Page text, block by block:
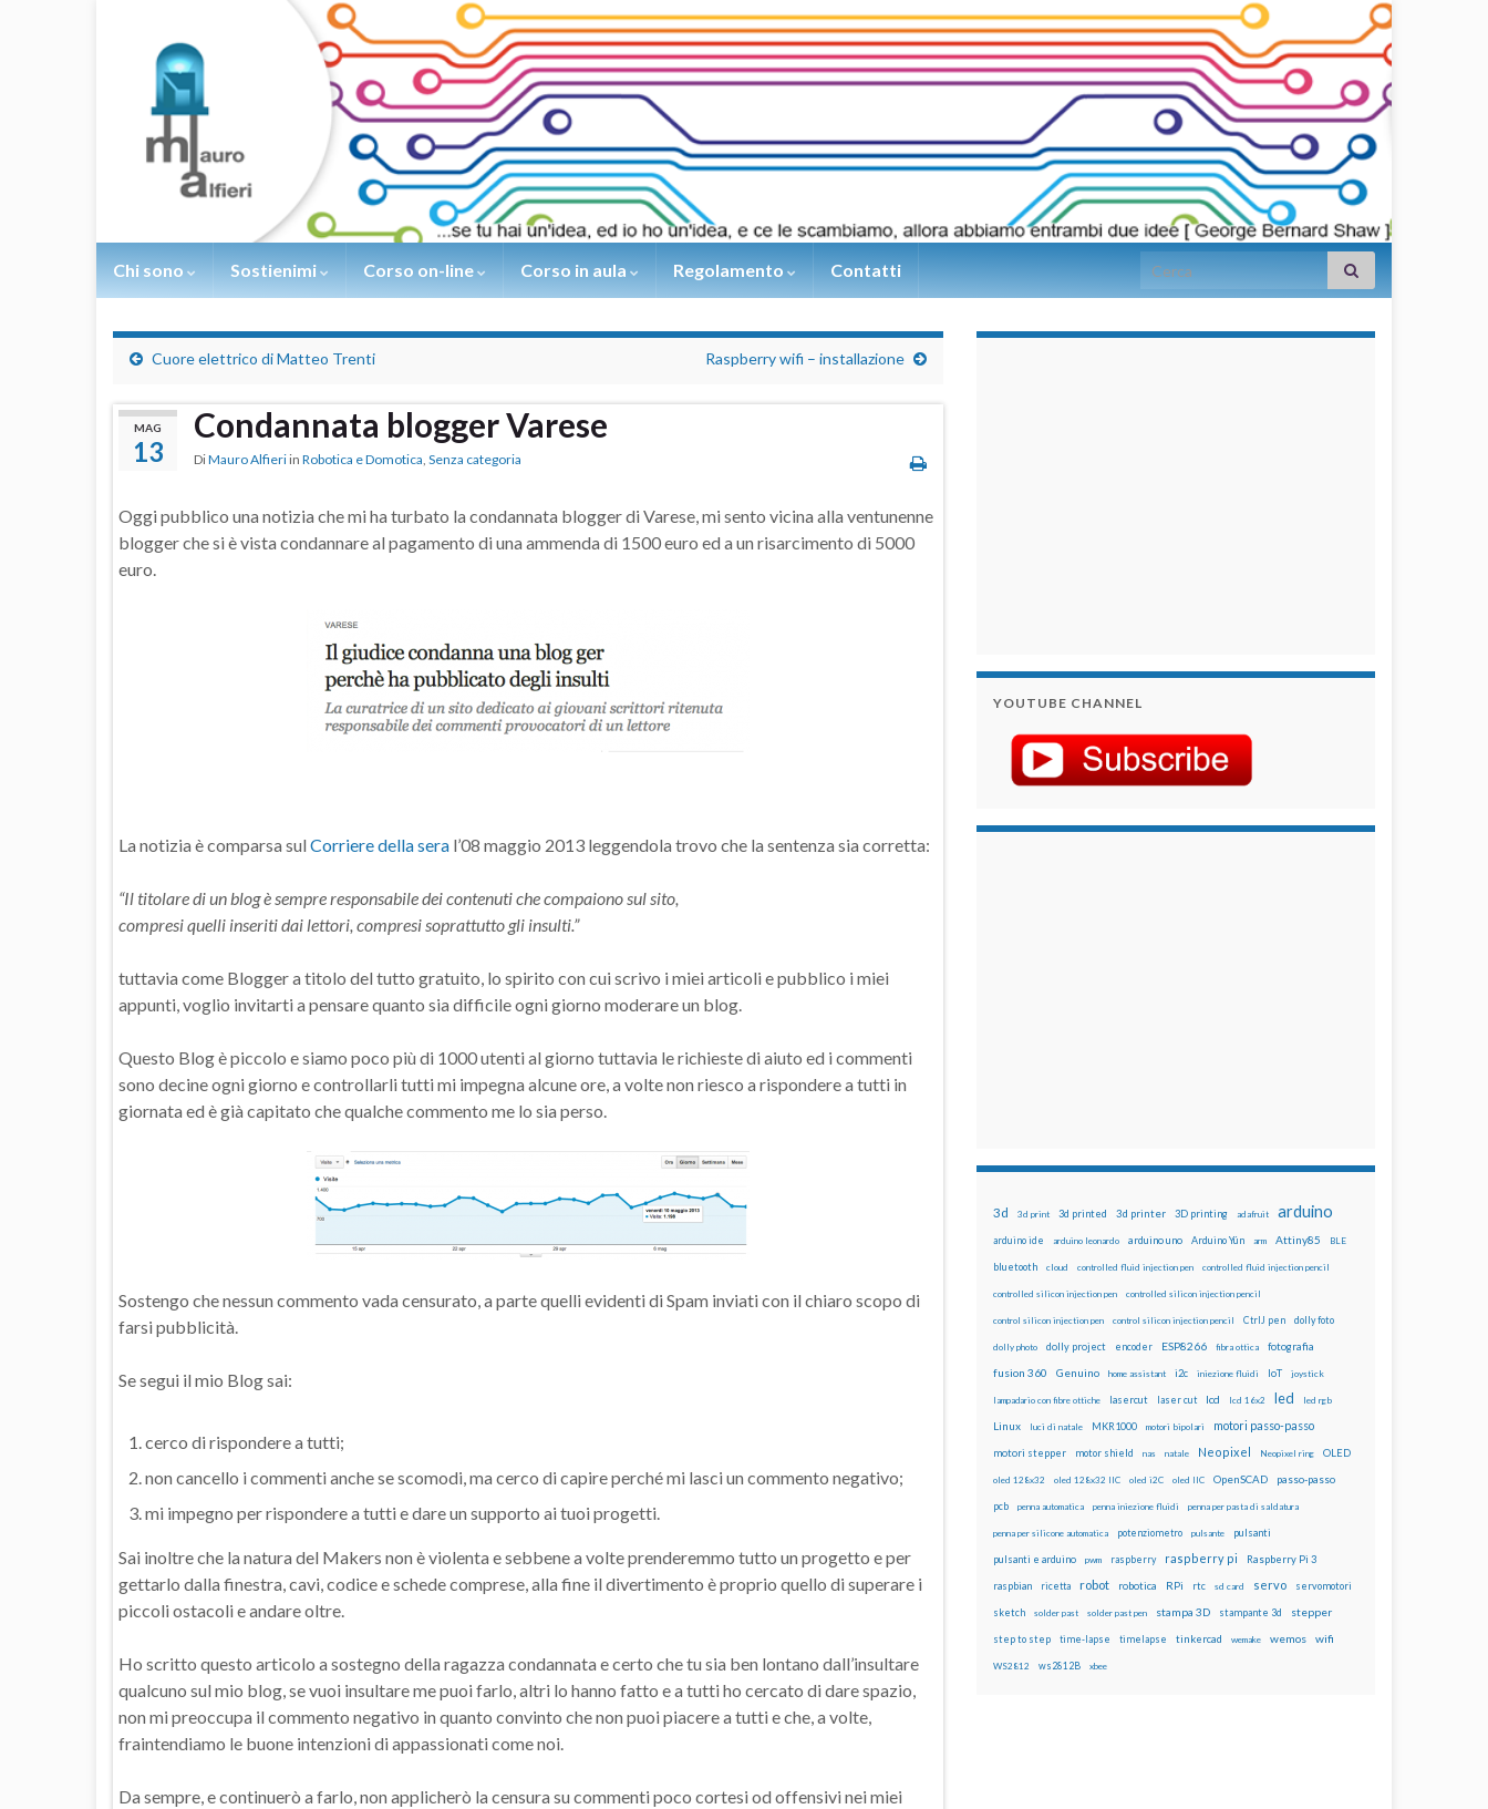
Chi sono Sostienimi Corso on-line Corso in aula Regolamento Contatti Search for:
Cuore elettrico di Matteo Trenti Raspberry wifi – installazione
MAG
13
Condannata blogger Varese
DiMauro Alfieri in Robotica e Domotica, Senza categoria
Oggi pubblico una notizia che mi ha turbato la condannata blogger di Varese, mi sento vicina alla ventunenne
blogger che si è vista condannare al pagamento di una ammenda di 1500 euro ed a un risarcimento di 5000
euro.
La notizia è comparsa sul Corriere della sera l’08 maggio 2013 leggendola trovo che la sentenza sia corretta:
“Il titolare di un blog è sempre responsabile dei contenuti che compaiono sul sito,
compresi quelli inseriti dai lettori, compresi soprattutto gli insulti.”
tuttavia come Blogger a titolo del tutto gratuito, lo spirito con cui scrivo i miei articoli e pubblico i miei
appunti, voglio invitarti a pensare quanto sia difficile ogni giorno moderare un blog.
Questo Blog è piccolo e siamo poco più di 1000 utenti al giorno tuttavia le richieste di aiuto ed i commenti
sono decine ogni giorno e controllarli tutti mi impegna alcune ore, a volte non riesco a rispondere a tutti in
giornata ed è già capitato che qualche commento me lo sia perso.
Sostengo che nessun commento vada censurato, a parte quelli evidenti di Spam inviati con il chiaro scopo di
farsi pubblicità.
Se segui il mio Blog sai:
cerco di rispondere a tutti;
non cancello i commenti anche se scomodi, ma cerco di capire perché mi lasci un commento negativo;
mi impegno per rispondere a tutti e dare un supporto ai tuoi progetti.
Sai inoltre che la natura del Makers non è violenta e sebbene a volte prenderemmo tutto un progetto e per
gettarlo dalla finestra, cavi, codice e schede comprese, alla fine il divertimento è proprio quello di superare i
piccoli ostacoli e andare oltre.
Ho scritto questo articolo a sostegno della ragazza condannata e certo che tu sia ben lontano dall’insultare
qualcuno sul mio blog, se vuoi insultare me puoi farlo, altri lo hanno fatto e a tutti ho cercato di dare spazio,
non mi preoccupa il commento negativo in quanto convinto che non puoi piacere a tutti e che, a volte,
fraintendiamo le buone intenzioni di appassionati come noi.
Da sempre, e continuerò a farlo, non applicherò la censura su commenti poco cortesi od offensivi nei miei
YOUTUBE CHANNEL
3d 3d print 3d printed 3d printer 3D printing adafruit arduino
arduino ide arduino leonardo arduino uno Arduino Yún arm Attiny85 BLE
bluetooth cloud controlled fluid injection pen controlled fluid injection pencil
controlled silicon injection pen controlled silicon injection pencil
control silicon injection pen control silicon injection pencil CtrlJ pen dolly foto
dolly photo dolly project encoder ESP8266 fibra ottica fotografia
fusion 360 Genuino home assistant i2c iniezione fluidi IoT joystick
lampadario con fibre ottiche lasercut laser cut lcd lcd 16x2 led led rgb
Linux luci di natale MKR1000 motori bipolari motori passo-passo
motori stepper motor shield nas natale Neopixel Neopixel ring OLED
oled 128x32 oled 128x32 IIC oled i2C oled IIC OpenSCAD passo-passo
pcb penna automatica penna iniezione fluidi penna per pasta di saldatura
penna per silicone automatica potenziometro pulsante pulsanti
pulsanti e arduino pwm raspberry raspberry pi Raspberry Pi 3
raspbian ricetta robot robotica RPi rtc sd card servo servomotori
sketch solder past solder past pen stampa 3D stampante 3d stepper
step to step time-lapse timelapse tinkercad wemake wemos wifi
WS2812 ws2812B xbee